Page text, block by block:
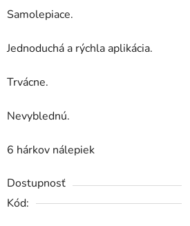
Samolepiace.
Jednoduchá a rýchla aplikácia.
Trvácne.
Nevyblednú.
6 hárkov nálepiek
Dostupnosť
Kód: